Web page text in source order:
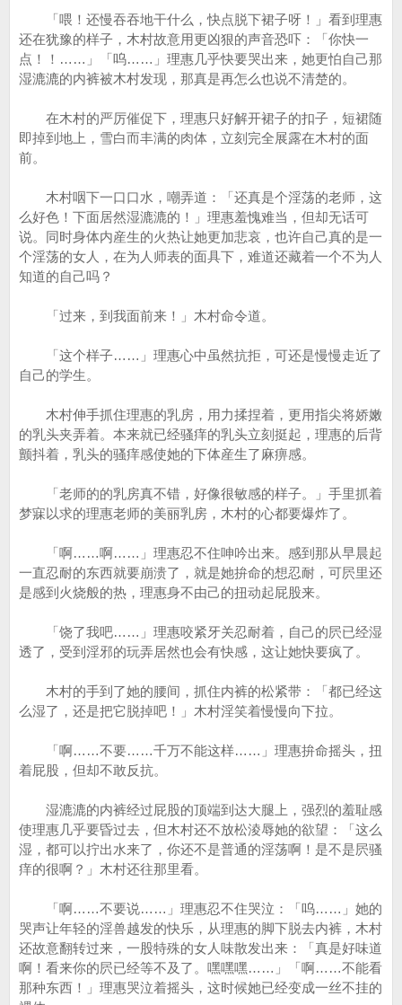
「喂！还慢吞吞地干什么，快点脱下裙子呀！」看到理惠
还在犹豫的样子，木村故意用更凶狠的声音恐吓：「你快一
点！！……」「呜……」理惠几乎快要哭出来，她更怕自己那
湿漉漉的内裤被木村发现，那真是再怎么也说不清楚的。
在木村的严厉催促下，理惠只好解开裙子的扣子，短裙随
即掉到地上，雪白而丰满的肉体，立刻完全展露在木村的面
前。
木村咽下一口口水，嘲弄道：「还真是个淫荡的老师，这
么好色！下面居然湿漉漉的！」理惠羞愧难当，但却无话可
说。同时身体内産生的火热让她更加悲哀，也许自己真的是一
个淫荡的女人，在为人师表的面具下，难道还藏着一个不为人
知道的自己吗？
「过来，到我面前来！」木村命令道。
「这个样子……」理惠心中虽然抗拒，可还是慢慢走近了
自己的学生。
木村伸手抓住理惠的乳房，用力揉捏着，更用指尖将娇嫩
的乳头夹弄着。本来就已经骚痒的乳头立刻挺起，理惠的后背
颤抖着，乳头的骚痒感使她的下体産生了麻痹感。
「老师的的乳房真不错，好像很敏感的样子。」手里抓着
梦寐以求的理惠老师的美丽乳房，木村的心都要爆炸了。
「啊……啊……」理惠忍不住呻吟出来。感到那从早晨起
一直忍耐的东西就要崩溃了，就是她拚命的想忍耐，可屄里还
是感到火烧般的热，理惠身不由己的扭动起屁股来。
「饶了我吧……」理惠咬紧牙关忍耐着，自己的屄已经湿
透了，受到淫邪的玩弄居然也会有快感，这让她快要疯了。
木村的手到了她的腰间，抓住内裤的松紧带：「都已经这
么湿了，还是把它脱掉吧！」木村淫笑着慢慢向下拉。
「啊……不要……千万不能这样……」理惠拚命摇头，扭
着屁股，但却不敢反抗。
湿漉漉的内裤经过屁股的顶端到达大腿上，强烈的羞耻感
使理惠几乎要昏过去，但木村还不放松淩辱她的欲望：「这么
湿，都可以拧出水来了，你还不是普通的淫荡啊！是不是屄骚
痒的很啊？」木村还往那里看。
「啊……不要说……」理惠忍不住哭泣：「呜……」她的
哭声让年轻的淫兽越发的快乐，从理惠的脚下脱去内裤，木村
还故意翻转过来，一股特殊的女人味散发出来：「真是好味道
啊！看来你的屄已经等不及了。嘿嘿嘿……」「啊……不能看
那种东西！」理惠哭泣着摇头，这时候她已经变成一丝不挂的